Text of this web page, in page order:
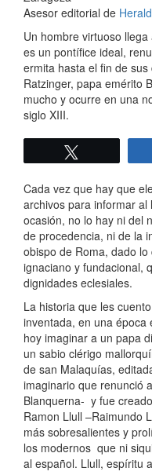
Asesor editorial de
Un hombre virtuoso
es un pontífice ideal,
ermita hasta el fin de
Ratzinger, papa emérito
mucho y ocurre en una
siglo XIII.
Cada vez que hay que
archivos para informar
ocasión, no lo hay ni del
de procedencia, ni de la
obispo de Roma, dado
ignaciano y fundacional,
dignidades eclesiales.
La historia que les
inventada, en una
hoy imaginar a un papa
un sabio clérigo
de san Malaquías,
imaginario que renunció
Blanquerna- y fue
Ramon Llull –Raimundo
más sobresalientes y
los modernos que ni
al español. Llull, espíritu